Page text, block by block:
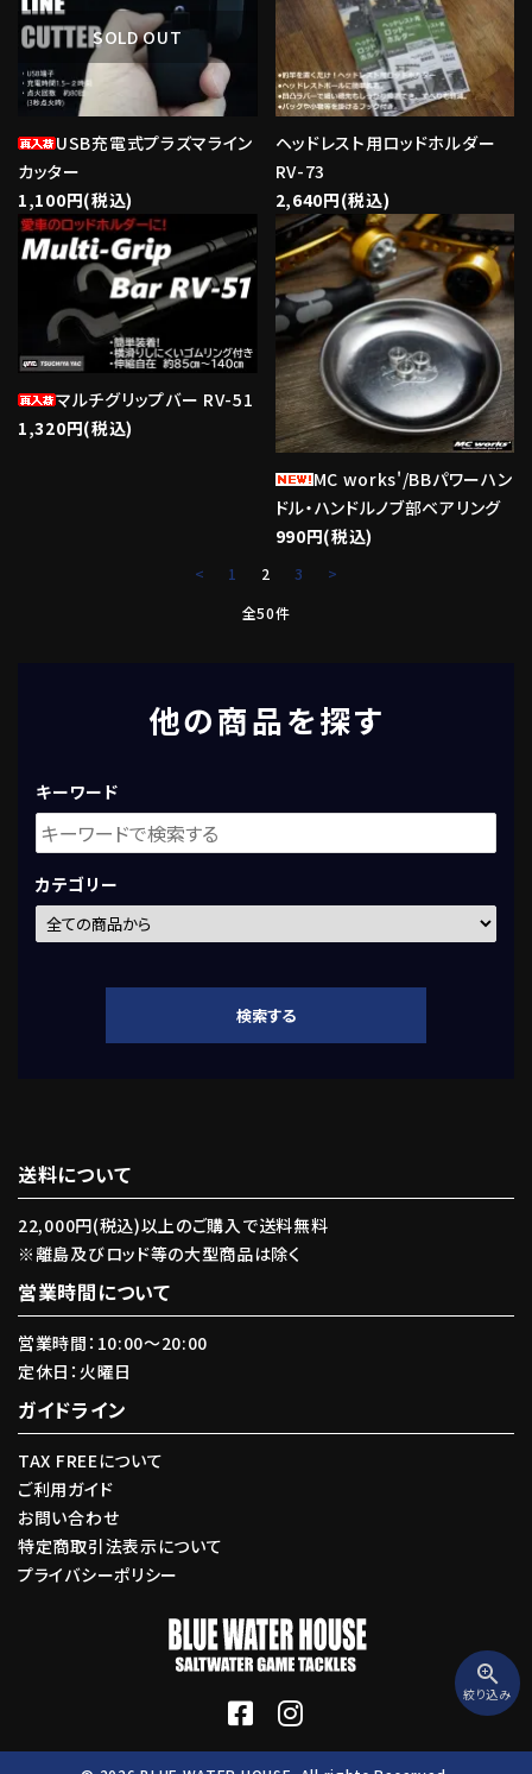
SOLD OUT
USB充電式プラズマライン
カッター
1,100円(税込)
ヘッドレスト用ロッドホルダー
RV-73
2,640円(税込)
マルチグリップバー RV-51
1,320円(税込)
favorite
MC works'/BBパワーハン
ドル・ハンドルノブ部ベアリング
990円(税込)
favorite
< 1 2 3
>
全50件
他の商品を探す
キーワード
カテゴリー
検索する
zoom_in
絞り込み
キーワード
カテゴリー
送料について
22,000円(税込)以上のご購入で送料無料
※離島及びロッド等の大型商品は除く
営業時間について
営業時間：10:00〜20:00
定休日：火曜日
ガイドライン
TAX FREEについて
ご利用ガイド
お問い合わせ
特定商取引法表示について
プライバシーポリシー